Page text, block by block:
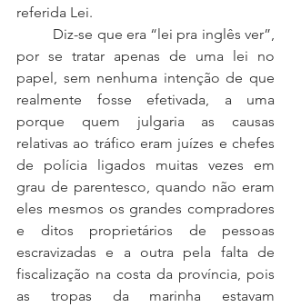
referida Lei.
por se tratar apenas de uma lei no
papel, sem nenhuma intenção de que
realmente fosse efetivada, a uma
porque quem julgaria as causas
relativas ao tráfico eram juízes e chefes
de polícia ligados muitas vezes em
grau de parentesco, quando não eram
eles mesmos os grandes compradores
e ditos proprietários de pessoas
escravizadas e a outra pela falta de
fiscalização na costa da província, pois
as tropas da marinha estavam